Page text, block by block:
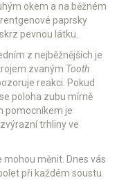
okem a na běžném
paprsky
pevnou látku.
z nejběžnějších je
zvaným Tooth
reakci. Pokud
poloha zubu mírně
pomocníkem je
trhliny ve
měnit. Dnes vás
při každém soustu.